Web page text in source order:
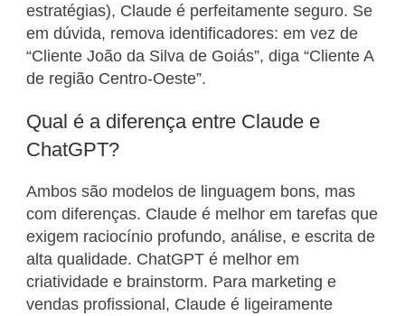
estratégias), Claude é perfeitamente seguro. Se
em dúvida, remova identificadores: em vez de
“Cliente João da Silva de Goiás”, diga “Cliente A
de região Centro-Oeste”.
Qual é a diferença entre Claude e
ChatGPT?
Ambos são modelos de linguagem bons, mas
com diferenças. Claude é melhor em tarefas que
exigem raciocínio profundo, análise, e escrita de
alta qualidade. ChatGPT é melhor em
criatividade e brainstorm. Para marketing e
vendas profissional, Claude é ligeiramente